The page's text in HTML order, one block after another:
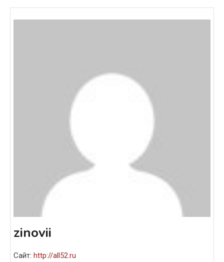
zinovii
Сайт: http://all52.ru